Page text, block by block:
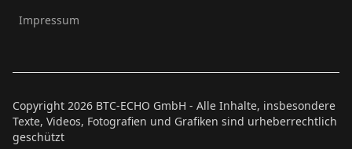
Impressum
Copyright 2026 BTC-ECHO GmbH - Alle Inhalte, insbesondere
Texte, Videos, Fotografien und Grafiken sind urheberrechtlich
geschützt